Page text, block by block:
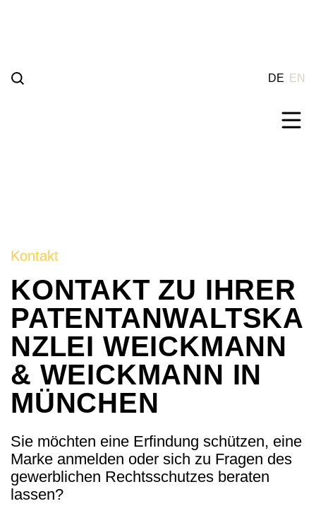
EN
DE
Kontakt
KONTAKT ZU IHRER
PATENTANWALTSKA
NZLEI WEICKMANN
& WEICKMANN IN
MÜNCHEN
Sie möchten eine Erfindung schützen, eine
Marke anmelden oder sich zu Fragen des
gewerblichen Rechtsschutzes beraten
lassen?